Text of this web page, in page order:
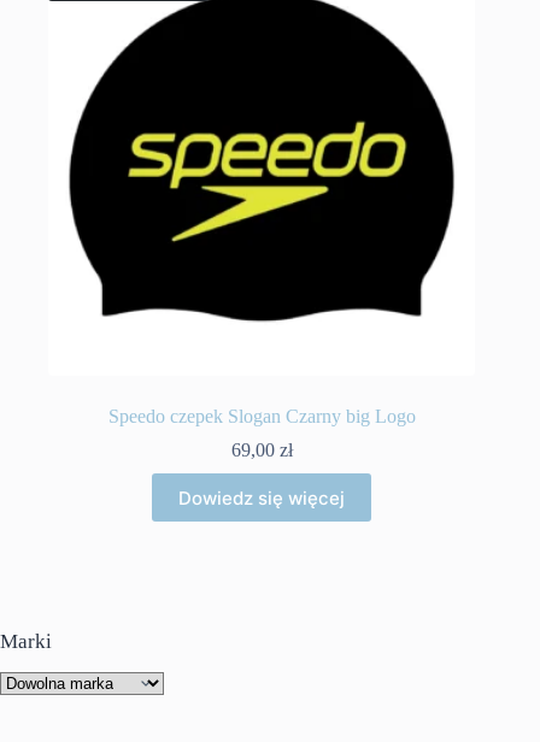
Speedo czepek Slogan Czarny big Logo
69,00 zł
Dowiedz się więcej
Marki